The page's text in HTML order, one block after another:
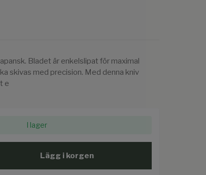
Bladet är enkelslipat för maximal
skivas med precision. Med denna kniv
e
I lager
Lägg i korgen